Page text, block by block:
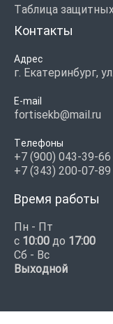
Таблица
Контакты
Адрес
г. Екатеринбург,
E-mail
fortisekb@mail.ru
Телефоны
+7 (900) 043-39-66
+7 (343) 200-07-89
Время работы
Пн - Пт
с 10:00 до 17:00
Сб - Вс
Выходной